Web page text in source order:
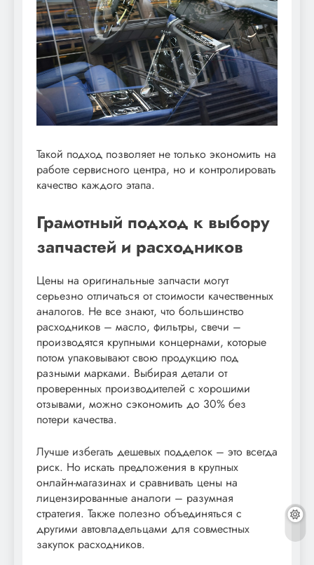
Такой подход позволяет не только экономить на
работе сервисного центра, но и контролировать
качество каждого этапа.
Грамотный подход к выбору
запчастей и расходников
Цены на оригинальные запчасти могут
серьезно отличаться от стоимости качественных
аналогов. Не все знают, что большинство
расходников – масло, фильтры, свечи –
производятся крупными концернами, которые
потом упаковывают свою продукцию под
разными марками. Выбирая детали от
проверенных производителей с хорошими
отзывами, можно сэкономить до 30% без
потери качества.
Лучше избегать дешевых подделок – это всегда
риск. Но искать предложения в крупных
онлайн-магазинах и сравнивать цены на
лицензированные аналоги – разумная
стратегия. Также полезно объединяться с
другими автовладельцами для совместных
закупок расходников.